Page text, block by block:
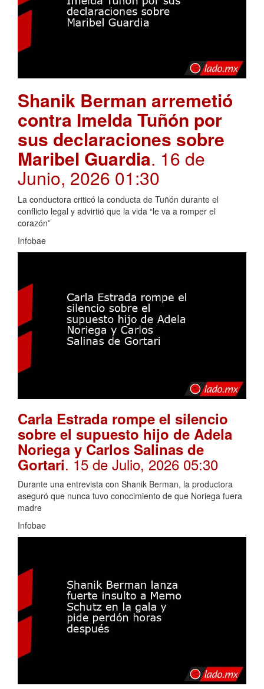
Shanik Berman arremetió
contra Imelda Tuñón por
sus declaraciones sobre
Maribel Guardia. 16 de
Junio, 2026 01:30
La conductora criticó la conducta de Tuñón durante el
conflicto legal y advirtió que la vida “le va a romper el
corazón”
Infobae
Carla Estrada rompe el silencio
sobre el supuesto hijo de Adela
Noriega y Carlos Salinas de
Gortari. 15 de Julio, 2026 05:30
Durante una entrevista con Shanik Berman, la productora
aseguró que nunca tuvo conocimiento de que Noriega fuera
madre
Infobae